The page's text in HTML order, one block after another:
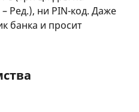
Ред.), ни PIN-код. Даже
банка и просит